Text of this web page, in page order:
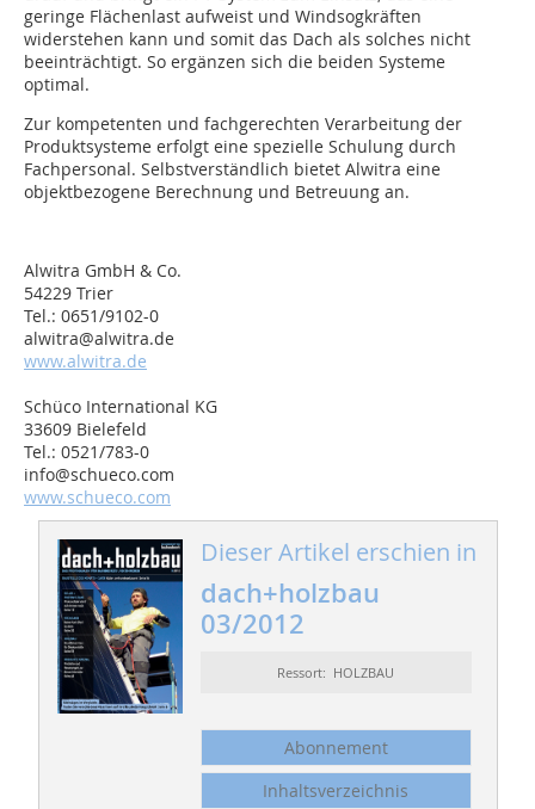
geringe Flächenlast aufweist und Windsogkräften
widerstehen kann und somit das Dach als solches nicht
beeinträchtigt. So ergänzen sich die beiden Systeme
optimal.
Zur kompetenten und fachgerechten Verarbeitung der
Produktsysteme erfolgt eine spezielle Schulung durch
Fachpersonal. Selbstverständlich bietet Alwitra eine
objektbezogene Berechnung und Betreuung an.
Alwitra GmbH & Co.
54229 Trier
Tel.: 0651/9102-0
alwitra@alwitra.de
www.alwitra.de
Schüco International KG
33609 Bielefeld
Tel.: 0521/783-0
info@schueco.com
www.schueco.com
Dieser Artikel erschien in
dach+holzbau
03/2012
Ressort: HOLZBAU
Abonnement
Inhaltsverzeichnis